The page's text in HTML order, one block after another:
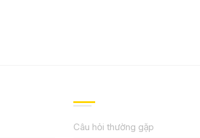
Câu hỏi thường gặp